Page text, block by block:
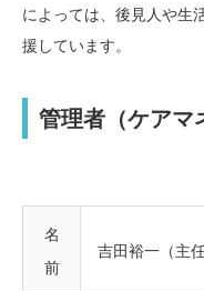
によっては、後見人や生
援しています。
管理者（ケアマ
名
前
吉田裕一（主